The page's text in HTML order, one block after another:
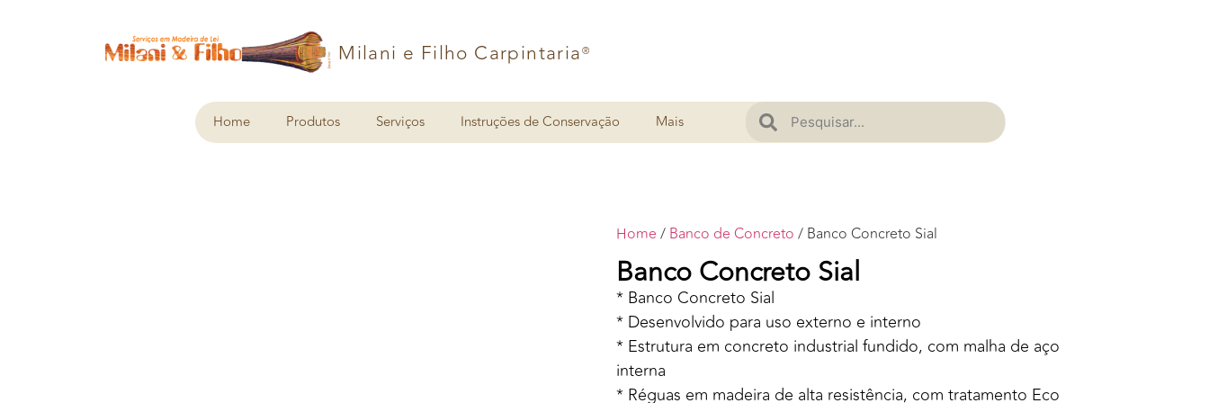
Milani e Filho Carpintaria®
Home Produtos Serviços Instruções de Conservação Mais
Home / Banco de Concreto / Banco Concreto Sial
Banco Concreto Sial
* Banco Concreto Sial
* Desenvolvido para uso externo e interno
* Estrutura em concreto industrial fundido, com malha de aço
interna
* Réguas em madeira de alta resistência, com tratamento Eco